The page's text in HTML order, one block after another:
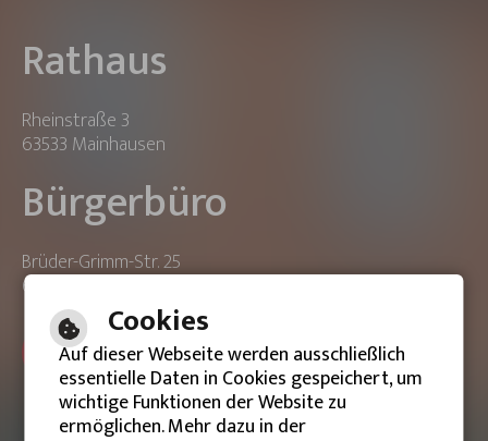
Rathaus
Rheinstraße 3
63533 Mainhausen
Bürgerbüro
Brüder-Grimm-Str. 25
63533 Mainhausen
ONLINE-TERMIN BUCHEN
Cookies
Auf dieser Webseite werden ausschließlich
essentielle Daten in Cookies gespeichert, um
wichtige Funktionen der Website zu
ermöglichen. Mehr dazu in der